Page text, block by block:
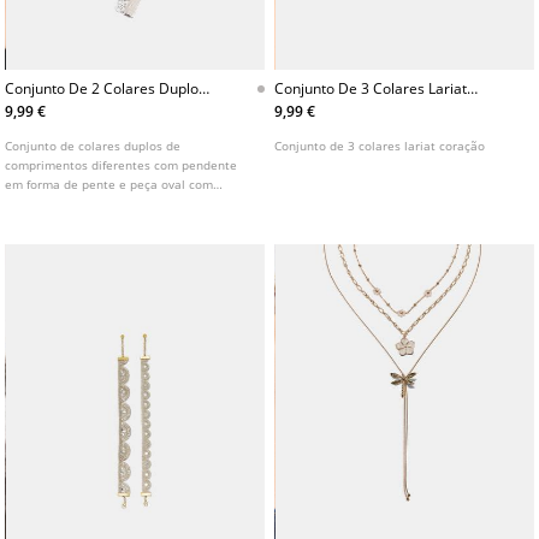
Conjunto De 2 Colares Duplos
Com Pendente Pente
9,99 €
Conjunto de colares duplos de
comprimentos diferentes com pendente
em forma de pente e peça oval com
Conjunto De 3 Colares Lariat
Coracao
9,99 €
Conjunto de 3 colares lariat coração